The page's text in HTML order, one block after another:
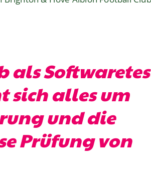
als
sich alles um
und die
Prüfung von